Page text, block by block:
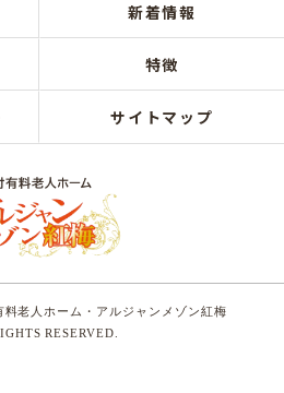
新着情報
特徴
サイトマップ
老人ホーム・アルジャンメゾン紅梅
RESERVED.